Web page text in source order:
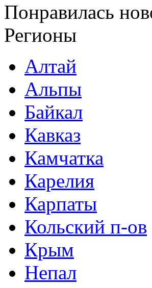
Понравилась
Регионы
Алтай
Альпы
Байкал
Кавказ
Камчатка
Карелия
Карпаты
Кольский п-ов
Крым
Непал